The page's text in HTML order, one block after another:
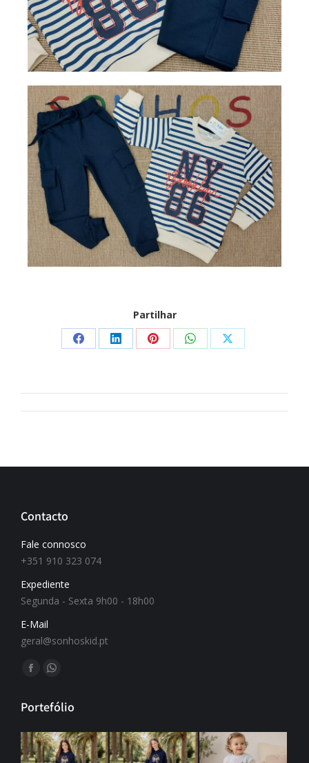
Partilhar
Contacto
Fale connosco
+351 910 323 074
Expediente
Segunda - Sexta 9h00 - 18h00
E-Mail
geral@sonhoskid.pt
Find us on:
Portefólio